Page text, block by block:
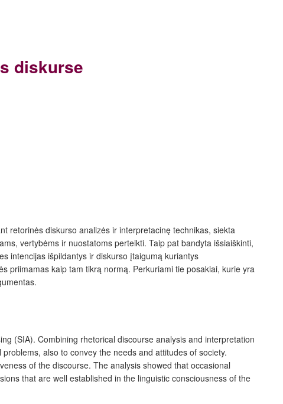
diskurse
retorinės diskurso analizės ir interpretacinę technikas, siekta
vertybėms ir nuostatoms perteikti. Taip pat bandyta išsiaiškinti,
intencijas išpildantys ir diskurso įtaigumą kuriantys
priimamas kaip tam tikrą normą. Perkuriami tie posakiai, kurie yra
(SIA). Combining rhetorical discourse analysis and interpretation
also to convey the needs and attitudes of society.
of the discourse. The analysis showed that occasional
that are well established in the linguistic consciousness of the